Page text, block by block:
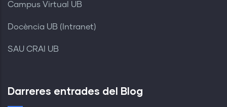
Campus Virtual UB
Docència UB (Intranet)
SAU CRAI UB
Darreres entrades del Blog